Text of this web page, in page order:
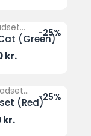
-25%
(Green)
kr.
-25%
(Red)
kr.